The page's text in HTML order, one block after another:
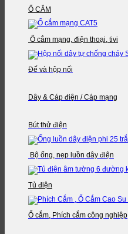
Ổ CẮM
Ổ cắm mạng, điện thoại, tivi
Đế và hộp nối
Dây & Cáp điện / Cáp mạng
Bút thử điện
Bộ ống, nẹp luồn dây điện
Tủ điện
Ổ cắm, Phích cắm công nghiệp